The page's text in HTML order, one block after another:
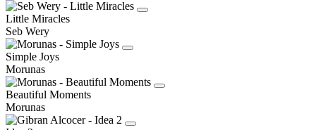
Little Miracles
Seb Wery
Simple Joys
Morunas
Beautiful Moments
Morunas